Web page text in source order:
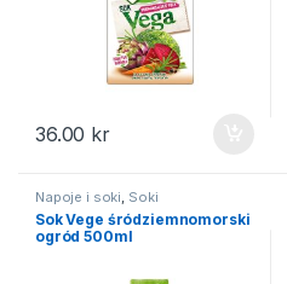
36.00 kr
Napoje i soki, Soki
Sok Vege śródziemnomorski
ogród 500ml